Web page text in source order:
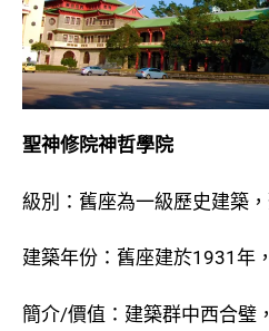
聖神修院神哲學院
級別：舊座為一級歷史建築
建築年份：舊座建於1931年
簡介/價值：建築群中西合璧